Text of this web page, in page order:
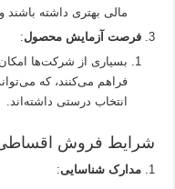
مالی بهتری داشته باشند
فرصت آزمایش محصول:
بسیاری از شرکت‌ها
فراهم می‌کنند، که
انتخاب درستی داشته‌اند.
شرایط فروش
مدارک شناسایی: